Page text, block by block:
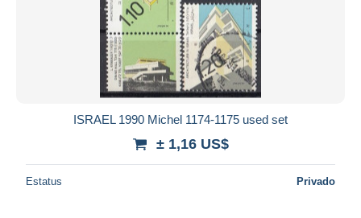
ISRAEL 1990 Michel 1174-1175 used set
± 1,16 US$
Estatus Privado